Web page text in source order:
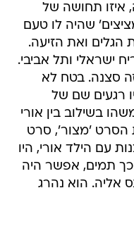
איזו תחושה של
שהיה לו טעם
הגלים ואת הזיעה.
ישראלי ותל אביבי.
סצנה. בטח לא
רגעים שם של
בשילוב בין אורי
הסרט 'מצור', סרט
עם הילד אורי, היו
כך תמים, אפשר היה
אליה. הוא נהרג